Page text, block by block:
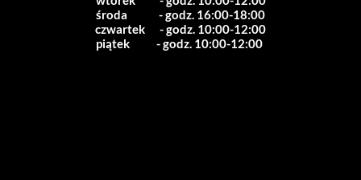
środa             - godz. 16:00-18:00
czwartek      - godz. 10:00-12:00
piątek           - godz. 10:00-12:00